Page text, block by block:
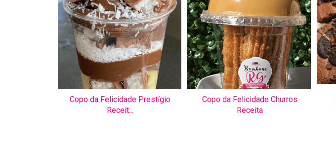
Copo da Felicidade Prestígio
Receit...
Copo da Felicidade Churros
Receita